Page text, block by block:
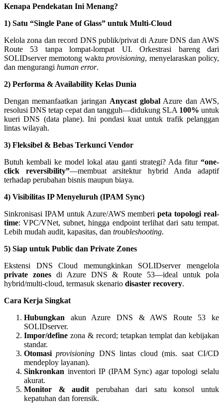
Kenapa Pendekatan Ini Menang?
1) Satu “Single Pane of Glass” untuk Multi-Cloud
Kelola zona dan record DNS publik/privat di Azure DNS dan AWS
Route 53 tanpa lompat-lompat UI. Orkestrasi bareng dari
SOLIDserver memotong waktuprovisioning, menyelaraskan policy,
dan mengurangi human error.
2) Performa & Availability Kelas Dunia
Dengan memanfaatkan jaringan Anycast global Azure dan AWS,
resolusi DNS tetap cepat dan tangguh—didukung SLA 100% untuk
kueri DNS (data plane). Ini pondasi kuat untuk trafik pelanggan
lintas wilayah.
3) Fleksibel & Bebas Terkunci Vendor
Butuh kembali ke model lokal atau ganti strategi? Ada fitur “one-
click reversibility”—membuat arsitektur hybrid Anda adaptif
terhadap perubahan bisnis maupun biaya.
4) Visibilitas IP Menyeluruh (IPAM Sync)
Sinkronisasi IPAM untuk Azure/AWS memberipeta topologi real-
time: VPC/VNet, subnet, hingga endpoint terlihat dari satu tempat.
Lebih mudah audit, kapasitas, dan troubleshooting.
5) Siap untuk Public dan Private Zones
Ekstensi DNS Cloud memungkinkan SOLIDserver mengelola
private zonesdi Azure DNS & Route 53—ideal untuk pola
hybrid/multi-cloud, termasuk skenario disaster recovery.
Cara Kerja Singkat
Hubungkan akun Azure DNS & AWS Route 53 ke
SOLIDserver.
Impor/define zona & record; tetapkan templat dan kebijakan
standar.
Otomasi provisioning DNS lintas cloud (mis. saat CI/CD
mendeploy layanan).
Sinkronkan inventori IP (IPAM Sync) agar topologi selalu
akurat.
Monitor & audit perubahan dari satu konsol untuk
kepatuhan dan forensik.